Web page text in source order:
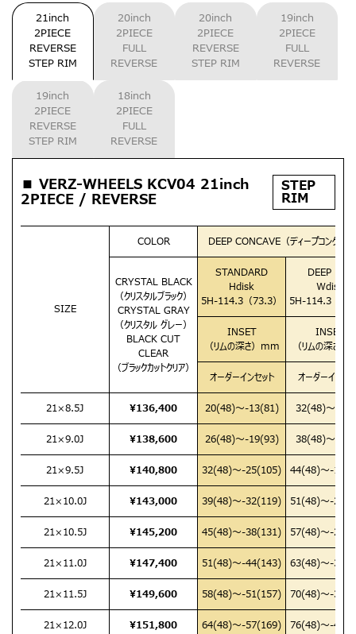
21inch
2PIECE
REVERSE
STEP RIM
20inch
2PIECE
FULL
REVERSE
20inch
2PIECE
REVERSE
STEP RIM
19inch
2PIECE
FULL
REVERSE
19inch
2PIECE
REVERSE
STEP RIM
18inch
2PIECE
FULL
REVERSE
■ VERZ-WHEELS KCV04 21inch
2PIECE / REVERSE
STEP
RIM
SIZE
COLOR DEEP CONCAVE（ディープコンケイ
CRYSTAL BLACK
（クリスタルブラック）
CRYSTAL GRAY
（クリスタル グレー）
BLACK CUT
CLEAR
（ブラックカットクリア）
STANDARD
Hdisk
5H-114.3（73.3）
DEEP RIM
Wdisk
5H-114.3（
INSET
（リムの深さ）mm
INSET
（リムの深さ
オーダーインセット オーダーインセ
21×8.5J ¥136,400 20(48)～-13(81) 32(48)～-
21×9.0J ¥138,600 26(48)～-19(93) 38(48)～-
21×9.5J ¥140,800 32(48)～-25(105) 44(48)～-
21×10.0J ¥143,000 39(48)～-32(119) 51(48)～-
21×10.5J ¥145,200 45(48)～-38(131) 57(48)～-
21×11.0J ¥147,400 51(48)～-44(143) 63(48)～-
21×11.5J ¥149,600 58(48)～-51(157) 70(48)～-
21×12.0J ¥151,800 64(48)～-57(169) 76(48)～-